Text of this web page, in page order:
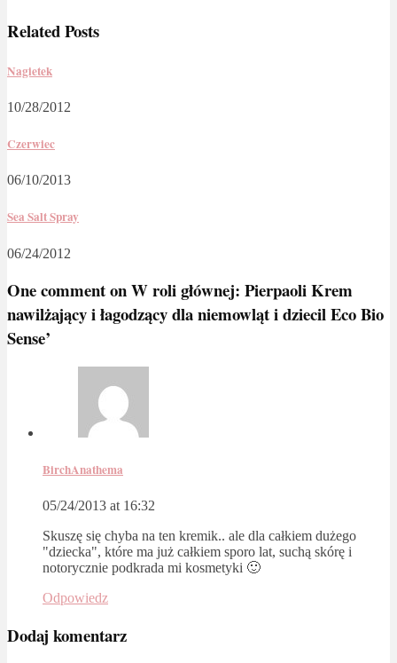
Related Posts
Nagietek
10/28/2012
Czerwiec
06/10/2013
Sea Salt Spray
06/24/2012
One comment onW roli głównej: Pierpaoli Krem
nawilżający i łagodzący dla niemowląt i dziecil Eco Bio
Sense’
BirchAnathema
05/24/2013 at 16:32
Skuszę się chyba na ten kremik.. ale dla całkiem dużego
"dziecka", które ma już całkiem sporo lat, suchą skórę i
notorycznie podkrada mi kosmetyki 🙂
Odpowiedz
Dodaj komentarz